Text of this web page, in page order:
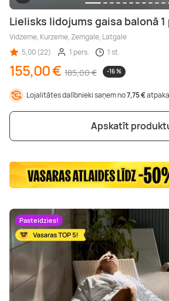
Lielisks lidojums gaisa balonā
Vidzeme, Kurzeme, Zemgale, Latgale
5,00 (22)
1 pers. 1 st.
155,00 € 185,00 € -16 %
Lojalitātes dalībnieki saņem no7,75 €
Apskatīt
Pasteidzies!